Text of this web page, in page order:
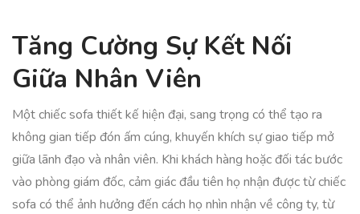
Tăng Cường Sự Kết Nối
Giữa Nhân Viên
Một chiếc sofa thiết kế hiện đại, sang trọng có thể tạo ra
không gian tiếp đón ấm cúng, khuyến khích sự giao tiếp mở
giữa lãnh đạo và nhân viên. Khi khách hàng hoặc đối tác bước
vào phòng giám đốc, cảm giác đầu tiên họ nhận được từ chiếc
sofa có thể ảnh hưởng đến cách họ nhìn nhận về công ty, từ